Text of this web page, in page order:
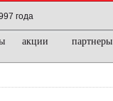
года
акции партнеры